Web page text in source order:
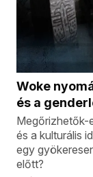
Woke
és a
Megőrizhetők-
és a kulturális
egy
előtt?